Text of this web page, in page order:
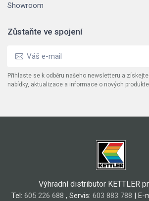
Showroom
Zůstaňte ve spojení
Přihlaste se k odběru našeho newsletteru a
nabídky, aktualizace a informace o nových
Výhradní distributor KETTLER
Tel: 605 226 688 , Servis: 603 883 788 | E-